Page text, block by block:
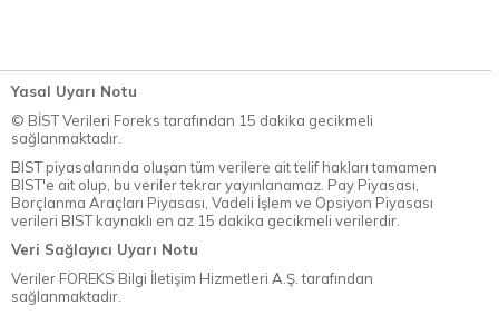
Yasal Uyarı Notu
© BİST Verileri Foreks tarafından 15 dakika gecikmeli
sağlanmaktadır.
BIST piyasalarında oluşan tüm verilere ait telif hakları tamamen
BIST'e ait olup, bu veriler tekrar yayınlanamaz. Pay Piyasası,
Borçlanma Araçları Piyasası, Vadeli İşlem ve Opsiyon Piyasası
verileri BIST kaynaklı en az 15 dakika gecikmeli verilerdir.
Veri Sağlayıcı Uyarı Notu
Veriler FOREKS Bilgi İletişim Hizmetleri A.Ş. tarafından
sağlanmaktadır.